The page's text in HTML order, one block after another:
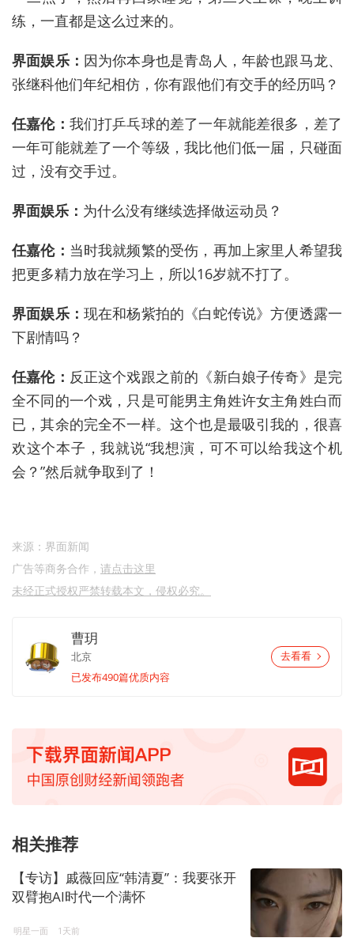
练，一直都是这么过来的。
界面娱乐： 因为你本身也是青岛人，年龄也跟马龙、
张继科他们年纪相仿，你有跟他们有交手的经历吗？
任嘉伦： 我们打乒乓球的差了一年就能差很多，差了
一年可能就差了一个等级，我比他们低一届，只碰面
过，没有交手过。
界面娱乐： 为什么没有继续选择做运动员？
任嘉伦： 当时我就频繁的受伤，再加上家里人希望我
把更多精力放在学习上，所以16岁就不打了。
界面娱乐： 现在和杨紫拍的《白蛇传说》方便透露一
下剧情吗？
任嘉伦： 反正这个戏跟之前的《新白娘子传奇》是完
全不同的一个戏，只是可能男主角姓许女主角姓白而
已，其余的完全不一样。这个也是最吸引我的，很喜
欢这个本子，我就说“我想演，可不可以给我这个机
会？”然后就争取到了！
来源：界面新闻
广告等商务合作， 请点击这里
未经正式授权严禁转载本文，侵权必究。
曹玥
北京
已发布490篇优质内容
去看看
相关推荐
【专访】戚薇回应“韩清夏”：我要张开
双臂抱AI时代一个满怀
明星一面 1天前